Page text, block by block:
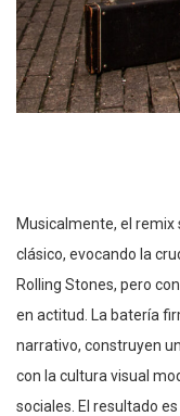
Musicalmente, el remix
clásico, evocando la
Rolling Stones, pero
en actitud. La batería
narrativo, construyen
con la cultura visual
sociales. El resultado